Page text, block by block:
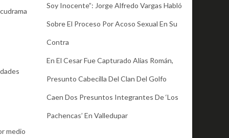
medio
Soy Inocente”: Jorge Alfredo Vargas Habló
Sobre El Proceso Por Acoso Sexual En Su
Contra
En El Cesar Fue Capturado Alias Román,
Presunto Cabecilla Del Clan Del Golfo
Caen Dos Presuntos Integrantes De ‘Los
Pachencas’ En Valledupar